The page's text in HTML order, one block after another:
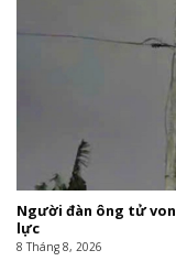
Người đàn ông tử
lực
8 Tháng 8, 2026